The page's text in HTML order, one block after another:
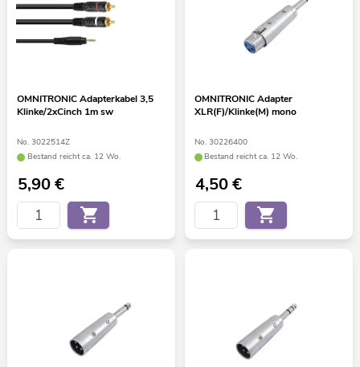
OMNITRONIC Adapterkabel 3,5
Klinke/2xCinch 1m sw
No. 3022514Z
Bestand reicht ca. 12 Wo.
5,90€
OMNITRONIC Adapter
XLR(F)/Klinke(M) mono
No. 30226400
Bestand reicht ca. 12 Wo.
4,50€